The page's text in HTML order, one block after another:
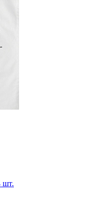
шт.